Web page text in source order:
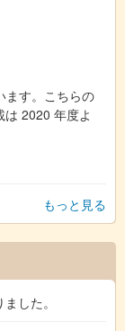
ます。こちらの
2020 年度よ
もっと見る
した。